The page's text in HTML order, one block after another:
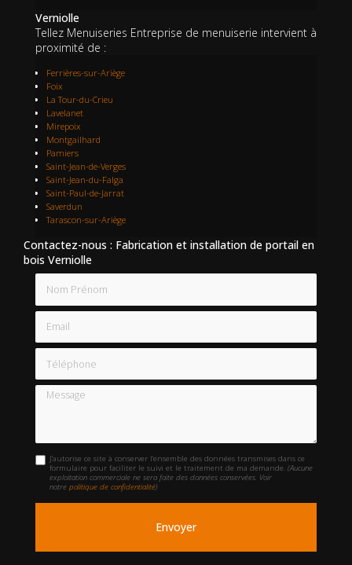
Verniolle
Tellez Menuiseries Entreprise de menuiserie intervient à
proximité de :
Ferrières-sur-Ariège
Foix
La Tour-du-Crieu
Lavelanet
Mirepoix
Montgailhard
Pamiers
Saint-Jean-de-Verges
Saint-Jean-du-Falga
Saint-Paul-de-Jarrat
Saverdun
Tarascon-sur-Ariège
Contactez-nous : Fabrication et installation de portail en
bois Verniolle
Email
Téléphone
Message
J'autorise ce site à conserver l'ensemble des données transmises dans ce
formulaire pour faciliter le suivi et le traitement de ma demande.(Aucune
exploitation commerciale ne sera faite des données conservées. Voir
notrepolitique de confidentialité)